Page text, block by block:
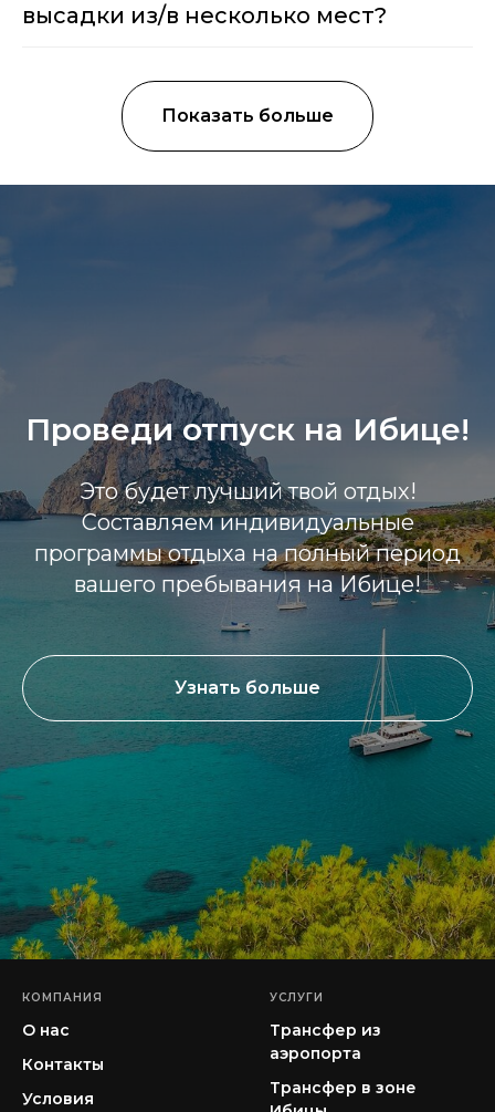
высадки из/в несколько мест?
Показать больше
Проведи отпуск на Ибице!
Это будет лучший твой отдых!
Составляем индивидуальные
программы отдыха на полный период
вашего пребывания на Ибице!
Узнать больше
КОМПАНИЯ
О нас
Контакты
Условия
УСЛУГИ
Трансфер из
аэропорта
Трансфер в зоне